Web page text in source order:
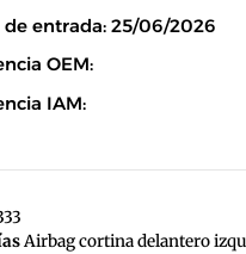
de entrada: 25/06/2026
OEM:
IAM:
Airbag cortina delantero